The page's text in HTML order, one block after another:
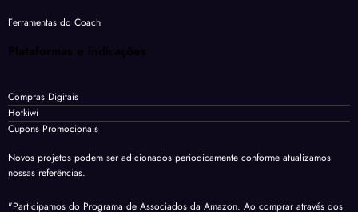
Ferramentas do Coach
Plataformas e indicações
Compras Digitais
Hotkiwi
Cupons Promocionais
Novos projetos podem ser adicionados periodicamente conforme atualizamos
nossas referências.
"Participamos do Programa de Associados da Amazon. Ao comprar através dos